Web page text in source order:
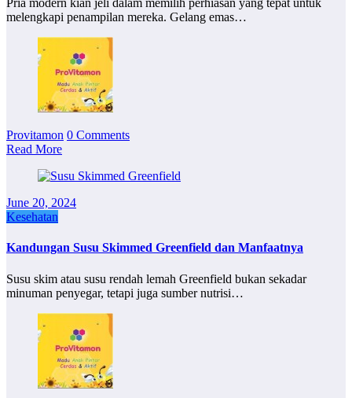
Pria modern kian jeli dalam memilih perhiasan yang tepat untuk
melengkapi penampilan mereka. Gelang emas…
Provitamon 0 Comments
Read More
June 20, 2024
Kesehatan
Kandungan Susu Skimmed Greenfield dan Manfaatnya
Susu skim atau susu rendah lemah Greenfield bukan sekadar
minuman penyegar, tetapi juga sumber nutrisi…